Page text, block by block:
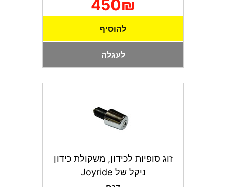
450₪
להוסיף
לעגלה
זוג סופיות לכידון, משקולת כידון
ניקל של Joyride